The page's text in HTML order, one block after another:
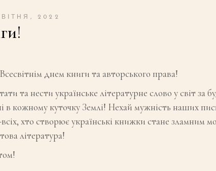
2022
днем книги та авторського права!
та нести українське літературне слово у світ
в кожному куточку Землі! Нехай мужність наших
всіх, хто створює українські книжки стане зламним
література!